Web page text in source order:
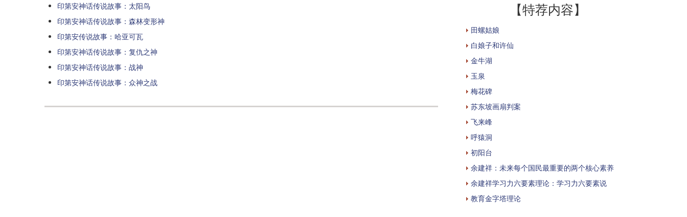
印第安神话传说故事：太阳鸟
印第安神话传说故事：森林变形神
印第安传说故事：哈亚可瓦
印第安神话传说故事：复仇之神
印第安神话传说故事：战神
印第安神话传说故事：众神之战
【特荐内容】
田螺姑娘
白娘子和许仙
金牛湖
玉泉
梅花碑
苏东坡画扇判案
飞来峰
呼猿洞
初阳台
余建祥：未来每个国民最重要的两个核心素养
余建祥学习力六要素理论：学习力六要素说
教育金字塔理论